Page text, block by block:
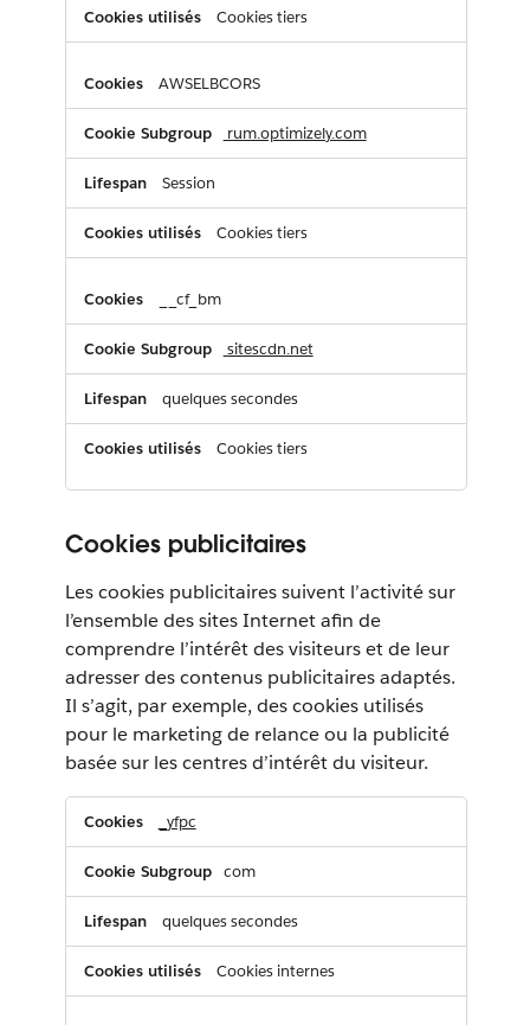
Cookies tiers
AWSELBCORS
rum.optimizely.com
Session
Cookies tiers
__cf_bm
sitescdn.net
quelques secondes
Cookies tiers
Cookies publicitaires
Les cookies publicitaires suivent l’activité sur
l’ensemble des sites Internet afin de
comprendre l’intérêt des visiteurs et de leur
adresser des contenus publicitaires adaptés.
Il s’agit, par exemple, des cookies utilisés
pour le marketing de relance ou la publicité
basée sur les centres d’intérêt du visiteur.
Cookies
publicitaires _yfpc
com
quelques secondes
Cookies internes